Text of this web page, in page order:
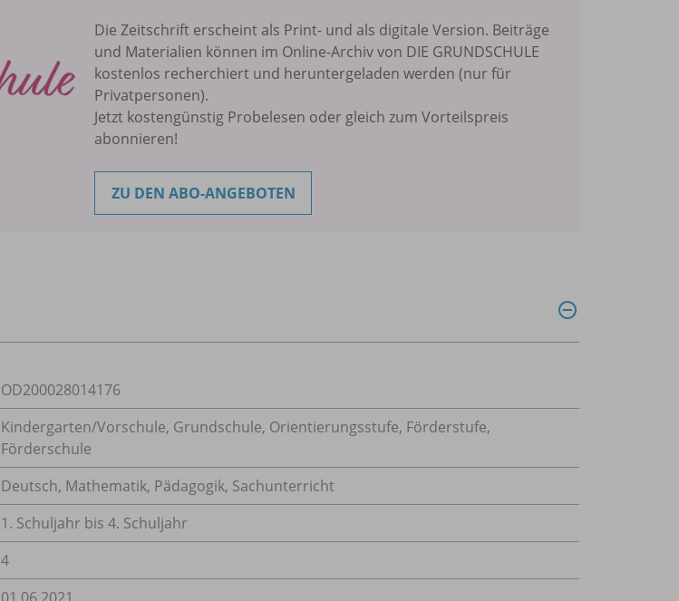
Die Zeitschrift erscheint als Print- und als digitale Version. Beiträge
und Materialien können im Online-Archiv von DIE GRUNDSCHULE
kostenlos recherchiert und heruntergeladen werden (nur für
Privatpersonen).
Jetzt kostengünstig Probelesen oder gleich zum Vorteilspreis
abonnieren!
ZU DEN ABO-ANGEBOTEN
OD200028014176
Kindergarten/Vorschule, Grundschule, Orientierungsstufe, Förderstufe,
Förderschule
Deutsch, Mathematik, Pädagogik, Sachunterricht
1. Schuljahr bis 4. Schuljahr
4